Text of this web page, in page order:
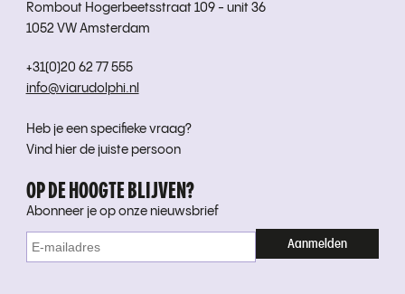
Rombout Hogerbeetsstraat 109 - unit 36
1052 VW Amsterdam
+31(0)20 62 77 555
info@viarudolphi.nl
Heb je een specifieke vraag?
Vind hier de juiste persoon
OP DE HOOGTE BLIJVEN?
Abonneer je op onze nieuwsbrief